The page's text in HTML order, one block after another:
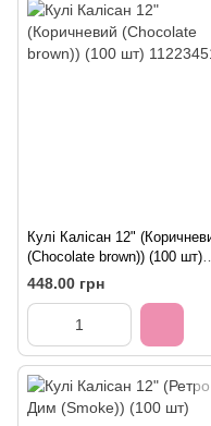
Кулі Калісан 12"
(Chocolate brown)) (100 шт)
11223451
448.00 грн